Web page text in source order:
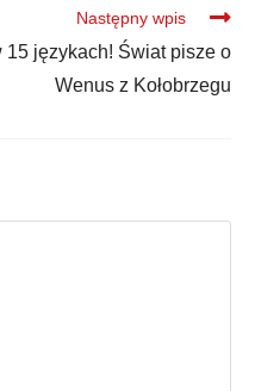
Następny wpis
15 językach! Świat pisze o
Wenus z Kołobrzegu